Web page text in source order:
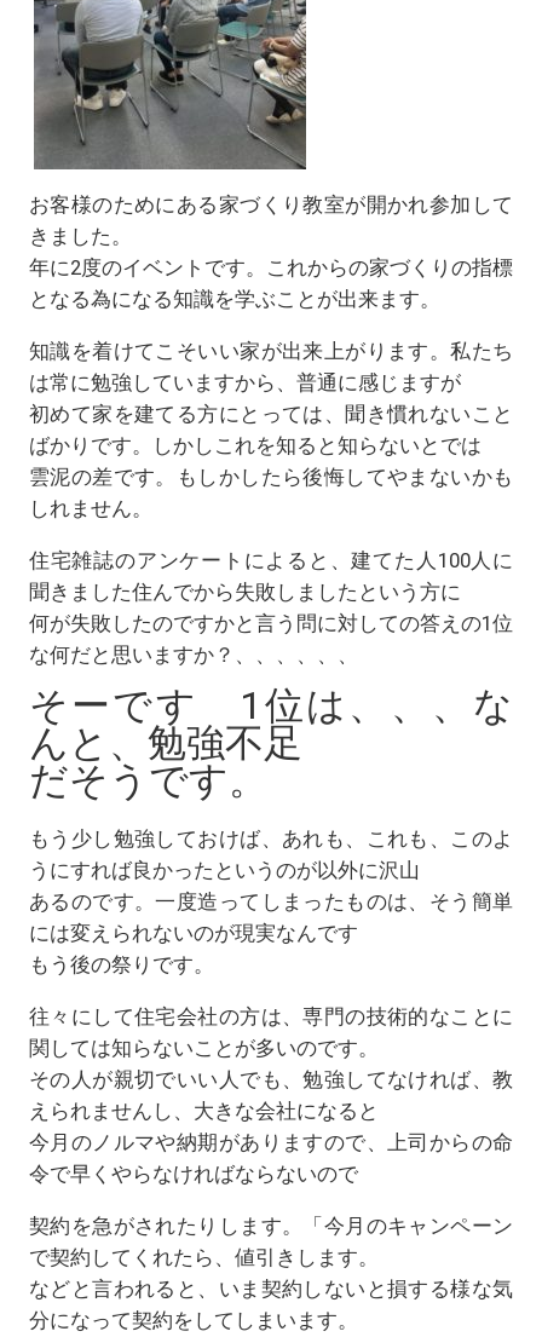
お客様のためにある家づくり教室が開かれ参加して
きました。
年に2度のイベントです。これからの家づくりの指標
となる為になる知識を学ぶことが出来ます。
知識を着けてこそいい家が出来上がります。私たち
は常に勉強していますから、普通に感じますが
初めて家を建てる方にとっては、聞き慣れないこと
ばかりです。しかしこれを知ると知らないとでは
雲泥の差です。もしかしたら後悔してやまないかも
しれません。
住宅雑誌のアンケートによると、建てた人100人に
聞きました住んでから失敗しましたという方に
何が失敗したのですかと言う問に対しての答えの1位
な何だと思いますか？、、、、、、
そーです 1位は、、、な
んと、勉強不足
だそうです。
もう少し勉強しておけば、あれも、これも、このよ
うにすれば良かったというのが以外に沢山
あるのです。一度造ってしまったものは、そう簡単
には変えられないのが現実なんです
もう後の祭りです。
往々にして住宅会社の方は、専門の技術的なことに
関しては知らないことが多いのです。
その人が親切でいい人でも、勉強してなければ、教
えられませんし、大きな会社になると
今月のノルマや納期がありますので、上司からの命
令で早くやらなければならないので
契約を急がされたりします。「今月のキャンペーン
で契約してくれたら、値引きします。
などと言われると、いま契約しないと損する様な気
分になって契約をしてしまいます。